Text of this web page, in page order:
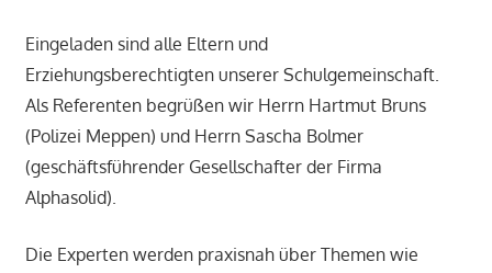
Eingeladen sind alle Eltern und
Erziehungsberechtigten unserer Schulgemeinschaft.
Als Referenten begrüßen wir Herrn Hartmut Bruns
(Polizei Meppen) und Herrn Sascha Bolmer
(geschäftsführender Gesellschafter der Firma
Alphasolid).
Die Experten werden praxisnah über Themen wie